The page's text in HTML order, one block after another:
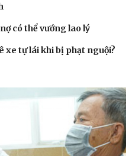
có thể vướng lao lý
xe tự lái khi bị phạt nguội?